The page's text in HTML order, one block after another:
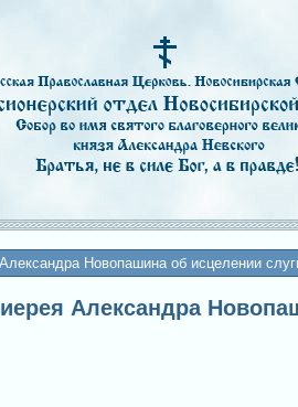
Новопашина об исцелении
Александра